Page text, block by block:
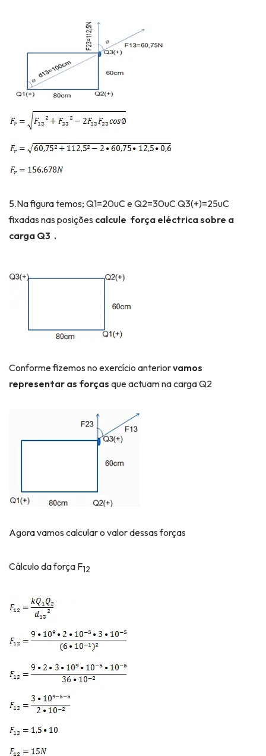
5.Na figura temos; Q1=20uC e Q2=30uC Q3(+)=25uC
fixadas nas posições calcule força eléctrica sobre a
carga Q3 .
Conforme fizemos no exercício anteriorvamos
representar as forças que actuam na carga Q2
Agora vamos calcular o valor dessas forças
Cálculo da força F12